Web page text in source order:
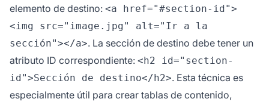
elemento de destino: <a href="#section-id">
<img src="image.jpg" alt="Ir a la
sección"></a>. La sección de destino debe tener un
atributo ID correspondiente: <h2 id="section-
id">Sección de destino</h2>. Esta técnica es
especialmente útil para crear tablas de contenido,